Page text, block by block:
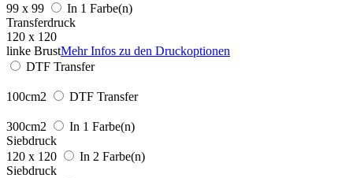
99 x 99
In 1 Farbe(n)
Transferdruck
120 x 120
linke BrustMehr Infos zu den Druckoptionen
DTF Transfer
100cm2 DTF Transfer
300cm2
In 1 Farbe(n)
Siebdruck
120 x 120
In 2 Farbe(n)
Siebdruck